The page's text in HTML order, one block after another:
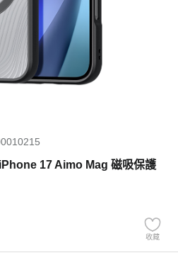
17 Aimo Mag 磁吸保護
收藏